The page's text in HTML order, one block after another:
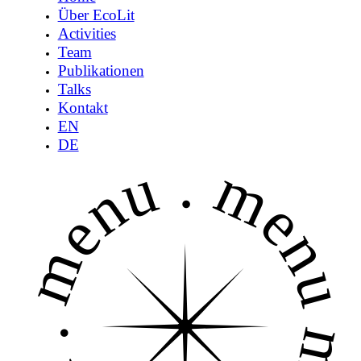
Über EcoLit
Activities
Team
Publikationen
Talks
Kontakt
EN
DE
.
menu .